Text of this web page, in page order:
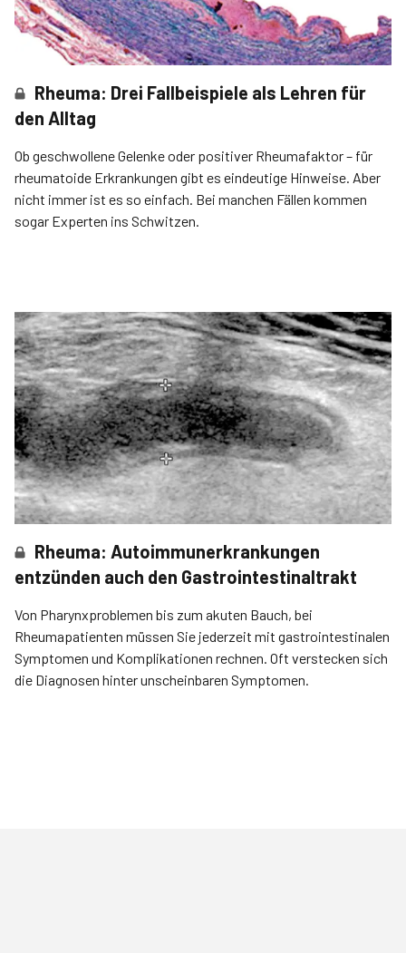
Rheuma: Drei Fallbeispiele als Lehren für
den Alltag
Ob geschwollene Gelenke oder positiver Rheumafaktor – für
rheumatoide Erkrankungen gibt es eindeutige Hinweise. Aber
nicht immer ist es so einfach. Bei manchen Fällen kommen
sogar Experten ins Schwitzen.
Rheuma: Autoimmunerkrankungen
entzünden auch den Gastrointestinaltrakt
Von Pharynxproblemen bis zum akuten Bauch, bei
Rheumapatienten müssen Sie jederzeit mit gastrointestinalen
Symptomen und Komplikationen rechnen. Oft verstecken sich
die Diagnosen hinter unscheinbaren Symptomen.